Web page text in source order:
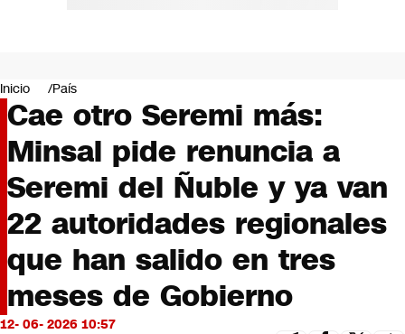
Negocios
Deportes
Programas completos
Cultura
Servicios
Bits
CNN tiempo
Futuro 360
Opinión
Inicio País
Cae otro Seremi más:
Minsal pide renuncia a
Seremi del Ñuble y ya van
22 autoridades regionales
que han salido en tres
meses de Gobierno
12- 06- 2026 10:57